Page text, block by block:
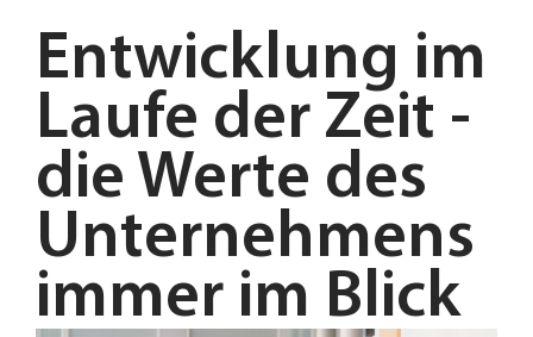
Entwicklung im
Laufe der Zeit -
die Werte des
Unternehmens
immer im Blick